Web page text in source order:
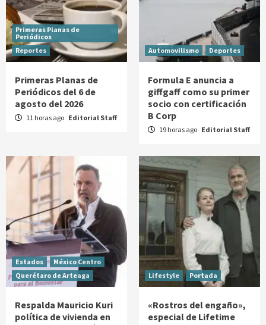
Primeras Planas de
Periódicos
Reportes
Primeras Planas de
Periódicos del 6 de
agosto del 2026
11 horas ago Editorial Staff
Automovilismo Deportes
Formula E anuncia a
giffgaff como su primer
socio con certificación
B Corp
19 horas ago Editorial Staff
Estados
México Centro
Querétaro de Arteaga
Respalda Mauricio Kuri
política de vivienda en
Lifestyle Portada
«Rostros del engaño»,
especial de Lifetime